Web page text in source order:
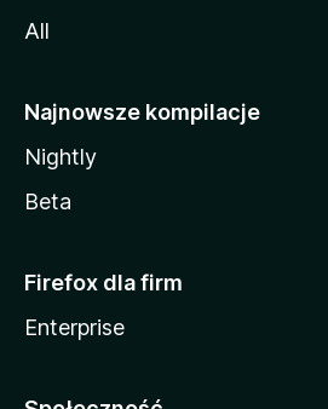
All
Najnowsze kompilacje
Nightly
Beta
Firefox dla firm
Enterprise